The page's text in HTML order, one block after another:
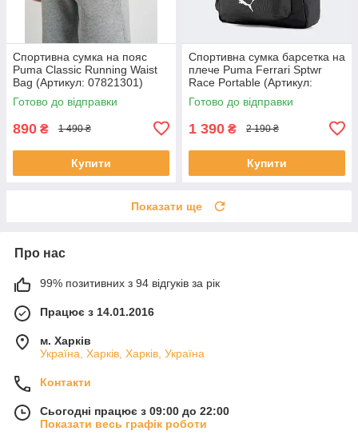
Спортивна сумка на пояс
Puma Classic Running Waist
Bag (Артикул: 07821301)
Готово до відправки
890 ₴ 1 490 ₴
Купити
Спортивна сумка барсетка на
плече Puma Ferrari Sptwr
Race Portable (Артикул:
07956702)
Готово до відправки
1 390 ₴ 2 190 ₴
Купити
Показати ще
Про нас
99% позитивних з 94 відгуків за рік
Працює з 14.01.2016
м. Харків
Україна, Харків, Харків, Україна
Контакти
Сьогодні працює з 09:00 до 22:00
Показати весь графік роботи